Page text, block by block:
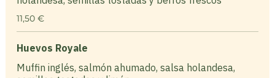
11,50 €
Huevos Royale
Muffin inglés, salmón ahumado, salsa holandesa,